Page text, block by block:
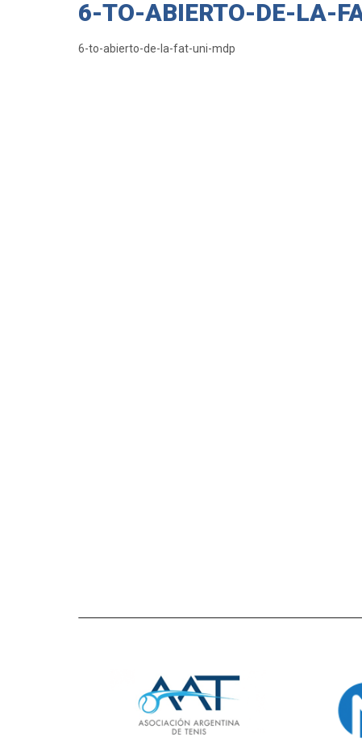
6-TO-ABIERTO-DE-LA-
6-to-abierto-de-la-fat-uni-mdp